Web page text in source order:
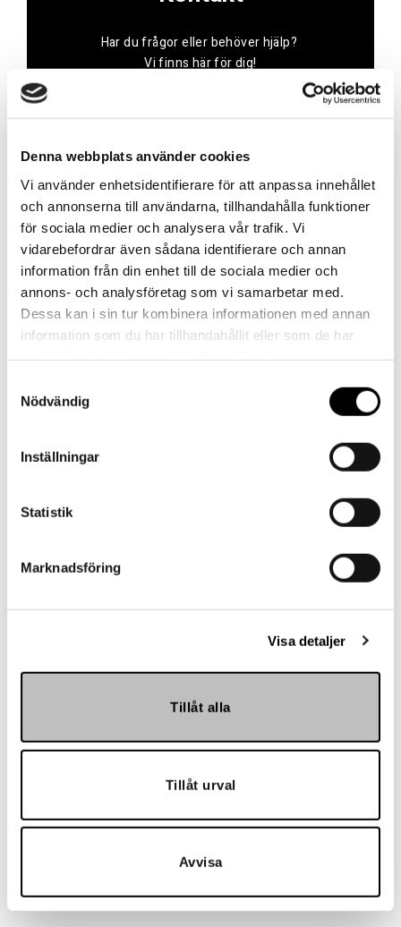
Denna webbplats använder cookies
Vi använder enhetsidentifierare för att anpassa innehållet
och annonserna till användarna, tillhandahålla funktioner
för sociala medier och analysera vår trafik. Vi
vidarebefordrar även sådana identifierare och annan
information från din enhet till de sociala medier och
annons- och analysföretag som vi samarbetar med.
Dessa kan i sin tur kombinera informationen med annan
information som du har tillhandahållit eller som de har
Nödvändig
Inställningar
Statistik
Marknadsföring
Visa detaljer
Tillåt alla
Tillåt urval
Avvisa
Har du frågor eller behöver hjälp?
Vi finns här för dig!
Vår kundtjänst är tillgänglig Mån – Fre: 07:30 –
16:30
Kontakt
Referenser